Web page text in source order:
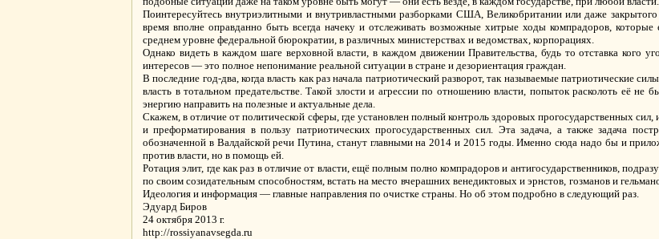
Поинтересуйтесь внутриэлитными и внутривластными разборками США, Великобритании или даже
время вполне оправданно быть всегда начеку и отслеживать возможные хитрые ходы компрадоров,
среднем уровне федеральной бюрократии, в различных министерствах и ведомствах, корпорациях.
Однако видеть в каждом шаге верховной власти, в каждом движении Правительства, будь то отставка кого
интересов — это полное непонимание реальной ситуации в стране и дезориентация граждан.
В последние год-два, когда власть как раз начала патриотический разворот, так называемые патриотические
власть в тотальном предательстве. Такой злости и агрессии по отношению власти, попыток расколоть её
энергию направить на полезные и актуальные дела.
Скажем, в отличие от политической сферы, где установлен полный контроль здоровых прогосударственных
и преформатирования в пользу патриотических прогосударственных сил. Эта задача, а также задача
обозначенной в Валдайской речи Путина, станут главными на 2014 и 2015 годы. Именно сюда надо бы и
против власти, но в помощь ей.
Ротация элит, где как раз в отличие от власти, ещё полным полно компрадоров и антигосударственников,
по своим созидательным способностям, встать на место вчерашних венедиктовых и эрнстов, гозманов и
Идеология и информация — главные направления по очистке страны. Но об этом подробно в следующий раз.
Эдуард Биров
24 октября 2013 г.
http://rossiyanavsegda.ru